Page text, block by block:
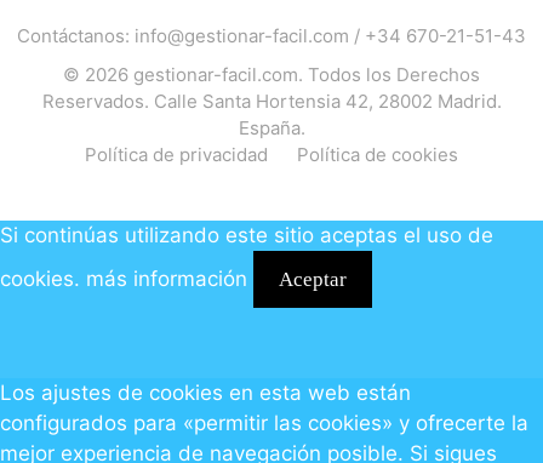
Contáctanos: info@gestionar-facil.com / +34 670-21-51-43
© 2026 gestionar-facil.com. Todos los Derechos
Reservados. Calle Santa Hortensia 42, 28002 Madrid.
España.
Política de privacidad
Política de cookies
Si continúas utilizando este sitio aceptas el uso de
cookies. más información Aceptar
Los ajustes de cookies en esta web están
configurados para «permitir las cookies» y ofrecerte la
mejor experiencia de navegación posible. Si sigues